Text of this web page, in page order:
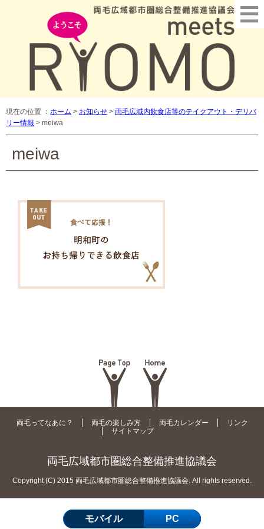
現在の位置 ： ホーム > お知らせ > 両毛広域内飲食店等のテイクアウト・デリバ
リー情報 > meiwa
meiwa
両毛ってなあに？ 両毛の楽しみ方 両毛カレンダー
リンク
サイトマップ
両毛広域都市圏総合整備推進協議会
Copyright (C) 2015 両毛広域都市圏総合整備推進協議会. All rights reserved.
モバイル PC